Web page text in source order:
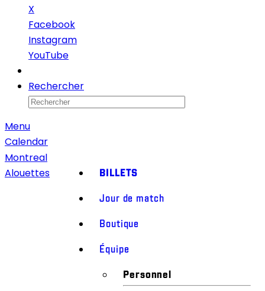
X
Facebook
Instagram
YouTube
Rechercher
Menu
Calendar
Montreal
Alouettes
BILLETS
Jour de match
Boutique
Équipe
Personnel